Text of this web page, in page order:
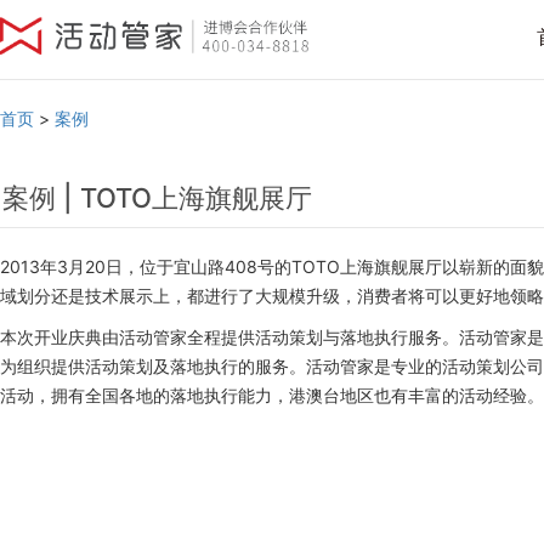
首页 > 案例
案例 | TOTO上海旗舰展厅
2013年3月20日，位于宜山路408号的TOTO上海旗舰展厅以崭新的面
域划分还是技术展示上，都进行了大规模升级，消费者将可以更好地领
本次开业庆典由活动管家全程提供活动策划与落地执行服务。活动管
为组织提供活动策划及落地执行的服务。活动管家是专业的活动策划公
活动，拥有全国各地的落地执行能力，港澳台地区也有丰富的活动经验。